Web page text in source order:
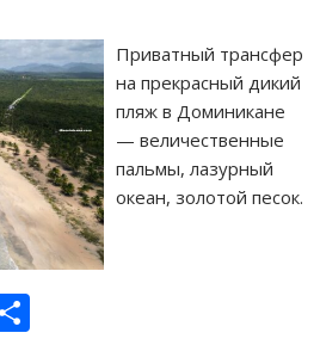
Приватный трансфер
на прекрасный дикий
пляж в Доминикане
— величественные
пальмы, лазурный
океан, золотой песок.